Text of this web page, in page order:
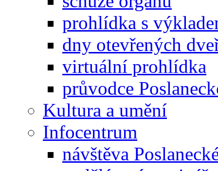
prohlídka s
dny otevřených
virtuální prohlídka
průvodce
Kultura a umění
Infocentrum
návštěva